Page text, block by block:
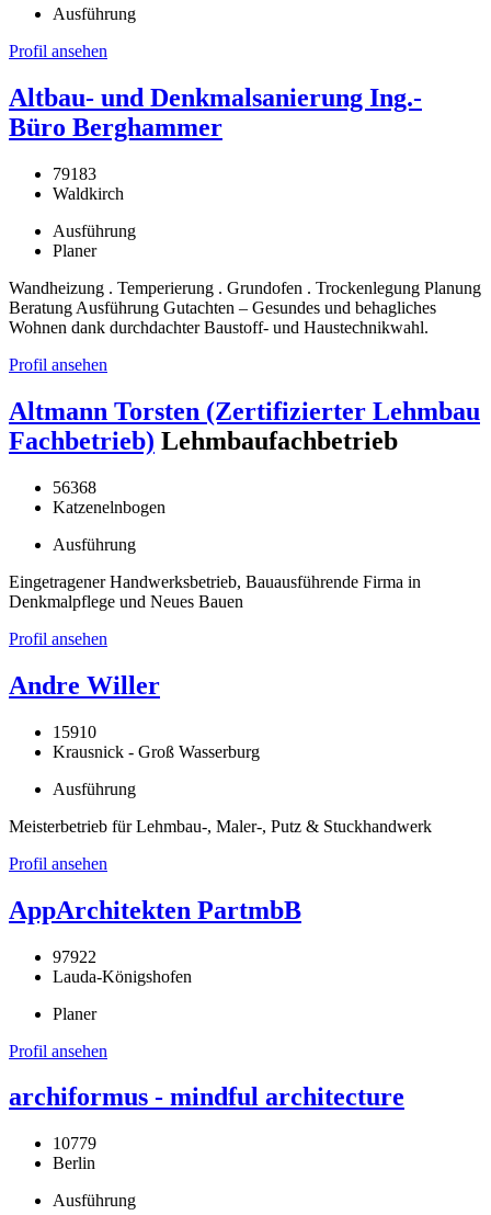
Ausführung
Profil ansehen
Altbau- und Denkmalsanierung Ing.-
Büro Berghammer
79183
Waldkirch
Ausführung
Planer
Wandheizung . Temperierung . Grundofen . Trockenlegung Planung
Beratung Ausführung Gutachten – Gesundes und behagliches
Wohnen dank durchdachter Baustoff- und Haustechnikwahl.
Profil ansehen
Altmann Torsten (Zertifizierter Lehmbau
Fachbetrieb) Lehmbaufachbetrieb
56368
Katzenelnbogen
Ausführung
Eingetragener Handwerksbetrieb, Bauausführende Firma in
Denkmalpflege und Neues Bauen
Profil ansehen
Andre Willer
15910
Krausnick - Groß Wasserburg
Ausführung
Meisterbetrieb für Lehmbau-, Maler-, Putz & Stuckhandwerk
Profil ansehen
AppArchitekten PartmbB
97922
Lauda-Königshofen
Planer
Profil ansehen
archiformus - mindful architecture
10779
Berlin
Ausführung